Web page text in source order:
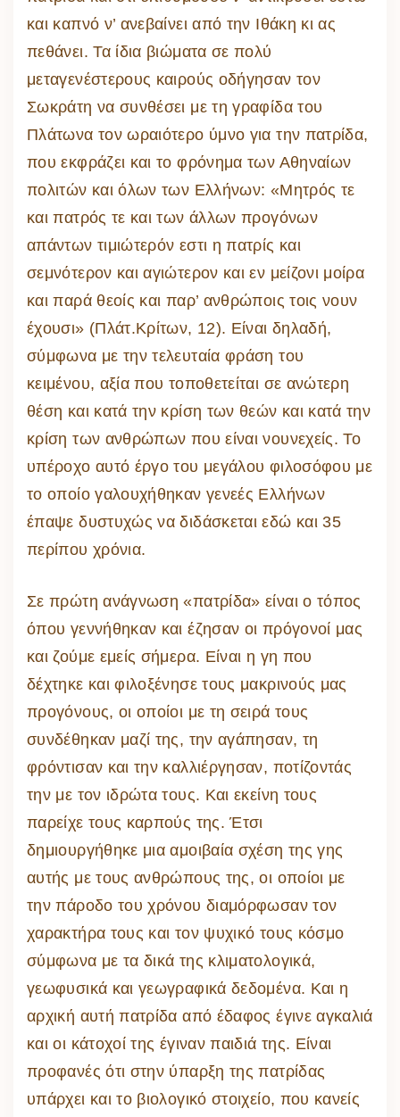
και καπνό ν’ ανεβαίνει από την Ιθάκη κι ας
πεθάνει. Τα ίδια βιώματα σε πολύ
μεταγενέστερους καιρούς οδήγησαν τον
Σωκράτη να συνθέσει με τη γραφίδα του
Πλάτωνα τον ωραιότερο ύμνο για την πατρίδα,
που εκφράζει και το φρόνημα των Αθηναίων
πολιτών και όλων των Ελλήνων: «Μητρός τε
και πατρός τε και των άλλων προγόνων
απάντων τιμιώτερόν εστι η πατρίς και
σεμνότερον και αγιώτερον και εν μείζονι μοίρα
και παρά θεοίς και παρ’ ανθρώποις τοις νουν
έχουσι» (Πλάτ.Κρίτων, 12). Είναι δηλαδή,
σύμφωνα με την τελευταία φράση του
κειμένου, αξία που τοποθετείται σε ανώτερη
θέση και κατά την κρίση των θεών και κατά την
κρίση των ανθρώπων που είναι νουνεχείς. Το
υπέροχο αυτό έργο του μεγάλου φιλοσόφου με
το οποίο γαλουχήθηκαν γενεές Ελλήνων
έπαψε δυστυχώς να διδάσκεται εδώ και 35
περίπου χρόνια.
Σε πρώτη ανάγνωση «πατρίδα» είναι ο τόπος
όπου γεννήθηκαν και έζησαν οι πρόγονοί μας
και ζούμε εμείς σήμερα. Είναι η γη που
δέχτηκε και φιλοξένησε τους μακρινούς μας
προγόνους, οι οποίοι με τη σειρά τους
συνδέθηκαν μαζί της, την αγάπησαν, τη
φρόντισαν και την καλλιέργησαν, ποτίζοντάς
την με τον ιδρώτα τους. Και εκείνη τους
παρείχε τους καρπούς της. Έτσι
δημιουργήθηκε μια αμοιβαία σχέση της γης
αυτής με τους ανθρώπους της, οι οποίοι με
την πάροδο του χρόνου διαμόρφωσαν τον
χαρακτήρα τους και τον ψυχικό τους κόσμο
σύμφωνα με τα δικά της κλιματολογικά,
γεωφυσικά και γεωγραφικά δεδομένα. Και η
αρχική αυτή πατρίδα από έδαφος έγινε αγκαλιά
και οι κάτοχοί της έγιναν παιδιά της. Είναι
προφανές ότι στην ύπαρξη της πατρίδας
υπάρχει και το βιολογικό στοιχείο, που κανείς